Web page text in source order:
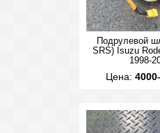
Подрулевой
SRS) Isuzu
1998-
Цена: